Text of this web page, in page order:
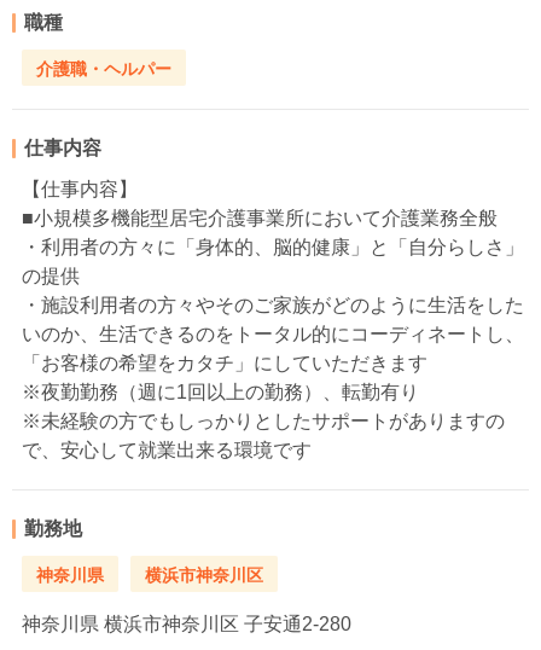
職種
介護職・ヘルパー
仕事内容
【仕事内容】
■小規模多機能型居宅介護事業所において介護業務全般
・利用者の方々に「身体的、脳的健康」と「自分らしさ」
の提供
・施設利用者の方々やそのご家族がどのように生活をした
いのか、生活できるのをトータル的にコーディネートし、
「お客様の希望をカタチ」にしていただきます
※夜勤勤務（週に1回以上の勤務）、転勤有り
※未経験の方でもしっかりとしたサポートがありますの
で、安心して就業出来る環境です
勤務地
神奈川県 横浜市神奈川区
神奈川県 横浜市神奈川区 子安通2-280